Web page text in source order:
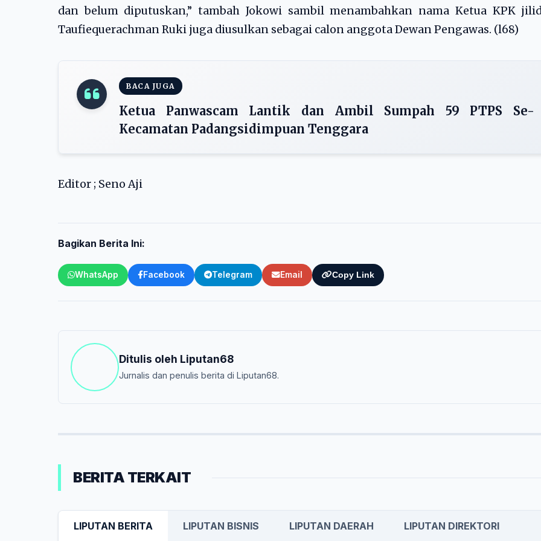
dan belum diputuskan,” tambah Jokowi sambil menambahkan nama Ketua KPK
Taufiequerachman Ruki juga diusulkan sebagai calon anggota Dewan Pengawas. (l68)
BACA JUGA
Ketua Panwascam Lantik dan Ambil Sumpah 59 PTPS Se-
Kecamatan Padangsidimpuan Tenggara
Editor ; Seno Aji
Bagikan Berita Ini:
WhatsApp Facebook Telegram Email Copy Link
Ditulis oleh Liputan68
Jurnalis dan penulis berita di Liputan68.
BERITA TERKAIT
LIPUTAN BERITA LIPUTAN BISNIS LIPUTAN DAERAH LIPUTAN DIREKTORI